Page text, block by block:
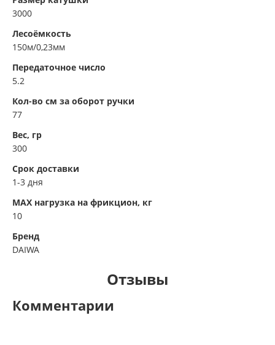
3000
Лесоёмкость
150м/0,23мм
Передаточное число
5.2
Кол-во см за оборот ручки
77
Вес, гр
300
Срок доставки
1-3 дня
MAX нагрузка на фрикцион, кг
10
Бренд
DAIWA
Отзывы
Комментарии